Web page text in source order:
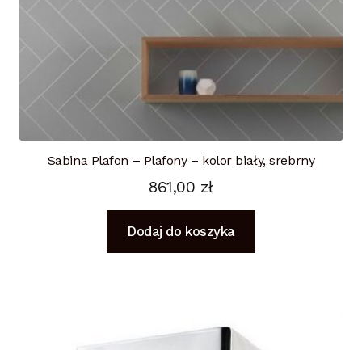
Sabina Plafon – Plafony – kolor biały, srebrny
861,00 zł
Dodaj do koszyka